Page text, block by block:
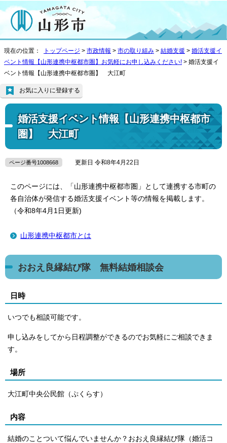
現在の位置： トップページ > 市政情報 > 市の取り組み > 結婚支援 > 婚活支援イ
ベント情報【山形連携中枢都市圏】お気軽にお申し込みください! > 婚活支援イ
ベント情報【山形連携中枢都市圏】 大江町
婚活支援イベント情報【山形連携中枢都市
圏】 大江町
お気に入りに登録する
ページ番号1008668 更新日 令和8年4月22日
このページには、「山形連携中枢都市圏」として連携する市町の
各自治体が発信する婚活支援イベント等の情報を掲載します。
（令和8年4月1日更新)
山形連携中枢都市とは
おおえ良縁結び隊 無料結婚相談会
日時
いつでも相談可能です。
申し込みをしてから日程調整ができるのでお気軽にご相談できま
す。
場所
大江町中央公民館（ぷくらす）
内容
結婚のことついて悩んでいませんか？おおえ良縁結び隊（婚活コ